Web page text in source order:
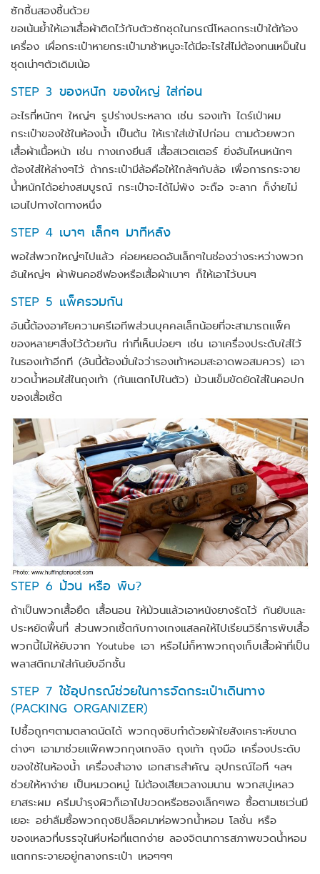
ซักชิ้นสองชิ้นด้วย
ขอเน้นย้ำให้เอาเสื้อผ้าติดไว้กับตัวซักชุดในกรณีโหลดกระเป๋าใต้ท้อง
เครื่อง เผื่อกระเป๋าหายกระเป๋ามาช้าหนูจะได้มีอะไรใส่ไม่ต้องทนเหม็นใน
ชุดเน่าๆตัวเดิมเน้อ
STEP 3 ของหนัก ของใหญ่ ใส่ก่อน
อะไรที่หนักๆ ใหญ่ๆ รูปร่างประหลาด เช่น รองเท้า ไดร์เป่าผม
กระเป๋าของใช้ในห้องน้ำ เป็นต้น ให้เราใส่เข้าไปก่อน ตามด้วยพวก
เสื้อผ้าเนื้อหน้า เช่น กางเกงยีนส์ เสื้อสเวตเตอร์ ยิ่งอันไหนหนักๆ
ต้องใส่ให้ล่างๆไว้ ถ้ากระเป๋ามีล้อคือให้ใกล้ๆกับล้อ เพื่อการกระจาย
น้ำหนักได้อย่างสมบูรณ์ กระเป๋าจะได้ไม่พัง จะถือ จะลาก ก็ง่ายไม่
เอนไปทางใดทางหนึ่ง
STEP 4 เบาๆ เล็กๆ มาทีหลัง
พอใส่พวกใหญ่ๆไปแล้ว ค่อยหยอดอันเล็กๆในช่องว่างระหว่างพวก
อันใหญ่ๆ ผ้าพันคอชีฟองหรือเสื้อผ้าเบาๆ ก็ให้เอาไว้บนๆ
STEP 5 แพ็ครวมกัน
อันนี้ต้องอาศัยความครีเอทีพส่วนบุคคลเล็กน้อยที่จะสามารถแพ็ค
ของหลายๆสิ่งไว้ด้วยกัน ท่าที่เห็นบ่อยๆ เช่น เอาเครื่องประดับใส่ไว้
ในรองเท้าอีกที (อันนี้ต้องมั่นใจว่ารองเท้าหอมสะอาดพอสมควร) เอา
ขวดน้ำหอมใส่ในถุงเท้า (กันแตกไปในตัว) ม้วนเข็มขัดยัดใส่ในคอปก
ของเสื้อเชิ้ต
STEP 6 ม้วน หรือ พับ?
ถ้าเป็นพวกเสื้อยืด เสื้อนอน ให้ม้วนแล้วเอาหนังยางรัดไว้ กันยับและ
ประหยัดพื้นที่ ส่วนพวกเชิ้ตกับกางเกงแสลคให้ไปเรียนวิธีการพับเสื้อ
พวกนี้ไม่ให้ยับจาก Youtube เอา หรือไม่ก็หาพวกถุงเก็บเสื้อผ้าที่เป็น
พลาสติกมาใส่กันยับอีกชั้น
STEP 7 ใช้อุปกรณ์ช่วยในการจัดกระเป๋าเดินทาง
(PACKING ORGANIZER)
ไปซื้อถูกๆตามตลาดนัดได้ พวกถุงซิบทำด้วยผ้าใยสังเคราะห์ขนาด
ต่างๆ เอามาช่วยแพ๊คพวกกุงเกงลิง ถุงเท้า ถุงมือ เครื่องประดับ
ของใช้ในห้องน้ำ เครื่องสำอาง เอกสารสำคัญ อุปกรณ์ไอที ฯลฯ
ช่วยให้หาง่าย เป็นหมวดหมู่ ไม่ต้องเสียเวลางมนาน พวกสบู่เหลว
ยาสระผม ครีมบำรุงผิวก็เอาไปขวดหรือซองเล็กๆพอ ซื้อตามเซเว่นมี
เยอะ อย่าลืมซื้อพวกถุงซิปล็อคมาห่อพวกน้ำหอม โลชั่น หรือ
ของเหลวที่บรรจุในหีบห่อที่แตกง่าย ลองจิตนาการสภาพขวดน้ำหอม
แตกกระจายอยู่กลางกระเป๋า เหอๆๆๆ